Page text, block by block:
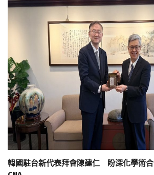
韓國駐台新代表拜會陳建仁 盼深化學術